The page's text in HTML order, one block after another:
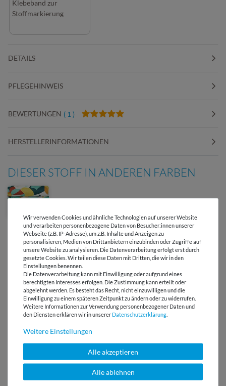
Klebeband zur
Stoffmarkierung
DETAILS
PFLEGEHINWEIS
BEWERTUNGEN ( 1 )
HERSTELLERINFORMATIONEN
DIESER STOFF IN ANDEREN FARBEN
Versandkostenfrei ab 60 € -
Lieferung mit DHL
E-Mail Kundenservice
Antwort in 24h
Über 98% positive
Über 110 Gratis
Schnittmuster für Dich
Wir verwenden Cookies und ähnliche Technologien auf unserer Website
und verarbeiten personenbezogene Daten von Besucher:innen unserer
Webseite (z.B. IP-Adresse), um z.B. Inhalte und Anzeigen zu
personalisieren, Medien von Drittanbietern einzubinden oder Zugriffe auf
unsere Website zu analysieren. Die Datenverarbeitung erfolgt erst durch
gesetzte Cookies. Wir teilen diese Daten mit Dritten, die wir in den
Einstellungen benennen.
Die Datenverarbeitung kann mit Einwilligung oder aufgrund eines
berechtigten Interesses erfolgen. Die Zustimmung kann erteilt oder
abgelehnt werden. Es besteht das Recht, nicht einzuwilligen und die
Einwilligung zu einem späteren Zeitpunkt zu ändern oder zu widerrufen.
Weitere Informationen zur Verwendung personenbezogener Daten und
den Diensten erklären wir in unserer Daten­schutz­erklärung
Weitere Einstellungen
Alle akzeptieren
Alle ablehnen